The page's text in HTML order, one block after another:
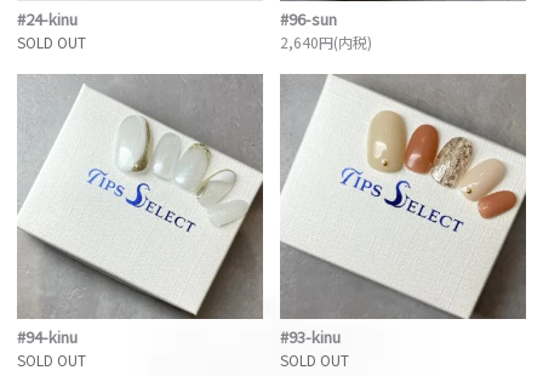
#24-kinu
SOLD OUT
#96-sun
2,640円(内税)
#94-kinu
SOLD OUT
#93-kinu
SOLD OUT